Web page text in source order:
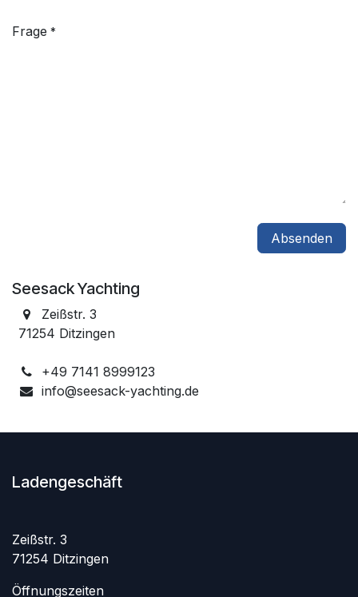
Frage *
Absenden
Seesack Yachting
Zeißstr. 3
71254 Ditzingen
+49 7141 8999123
info@seesack-yachting.de
Ladengeschäft
Zeißstr. 3
71254 Ditzingen
Öffnungszeiten